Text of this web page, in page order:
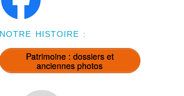
NOTRE HISTOIRE :
Patrimoine : dossiers et
anciennes photos